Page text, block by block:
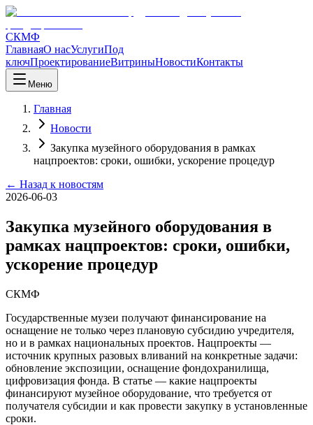
СКМФ
ГлавнаяО насУслугиПод
ключПроектированиеВитриныНовостиКонтакты
Меню
Главная
Новости
Закупка музейного оборудования в рамках
нацпроектов: сроки, ошибки, ускорение процедур
← Назад к новостям
2026-06-03
Закупка музейного оборудования в
рамках нацпроектов: сроки, ошибки,
ускорение процедур
СКМФ
Государственные музеи получают финансирование на
оснащение не только через плановую субсидию учредителя,
но и в рамках национальных проектов. Нацпроекты —
источник крупных разовых вливаний на конкретные задачи:
обновление экспозиции, оснащение фондохранилища,
цифровизация фонда. В статье — какие нацпроекты
финансируют музейное оборудование, что требуется от
получателя субсидии и как провести закупку в установленные
сроки.